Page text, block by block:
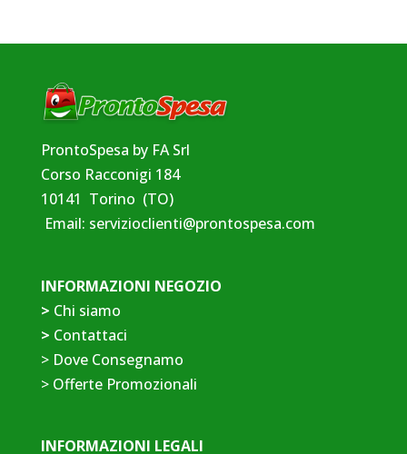
ProntoSpesa by FA Srl
Corso Racconigi 184
10141 Torino (TO)
Email: servizioclienti@prontospesa.com
INFORMAZIONI NEGOZIO
> Chi siamo
> Contattaci
> Dove Consegnamo
>Offerte Promozionali
INFORMAZIONI LEGALI